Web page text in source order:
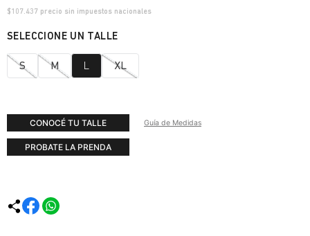
$107.437 precio sin impuestos nacionales
S M L XL
CONOCÉ TU TALLE Guía de Medidas
PROBATE LA PRENDA